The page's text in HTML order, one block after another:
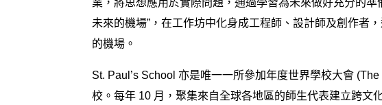
業，將思想應用於實際問題，通過學習為未來做好充分的
未來的機場”，在工作坊中化身成工程師、設計師及創作者
的機場。
St. Paul’s School 亦是唯一一所參加年度世界學校大會
校。每年 10 月，聚集來自全球各地區的師生代表建立跨文